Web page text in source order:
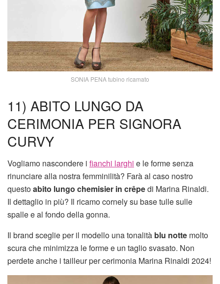
SONIA PENA tubino ricamato
11) ABITO LUNGO DA
CERIMONIA PER SIGNORA
CURVY
Vogliamo nascondere i fianchi larghi e le forme senza
rinunciare alla nostra femminilità? Farà al caso nostro
questoabito lungo chemisier in crêpedi Marina Rinaldi.
Il dettaglio in più? Il ricamo cornely su base tulle sulle
spalle e al fondo della gonna.
Il brand sceglie per il modello una tonalità blu notte molto
scura che minimizza le forme e un taglio svasato. Non
perdete anche i tailleur per cerimonia Marina Rinaldi 2024!